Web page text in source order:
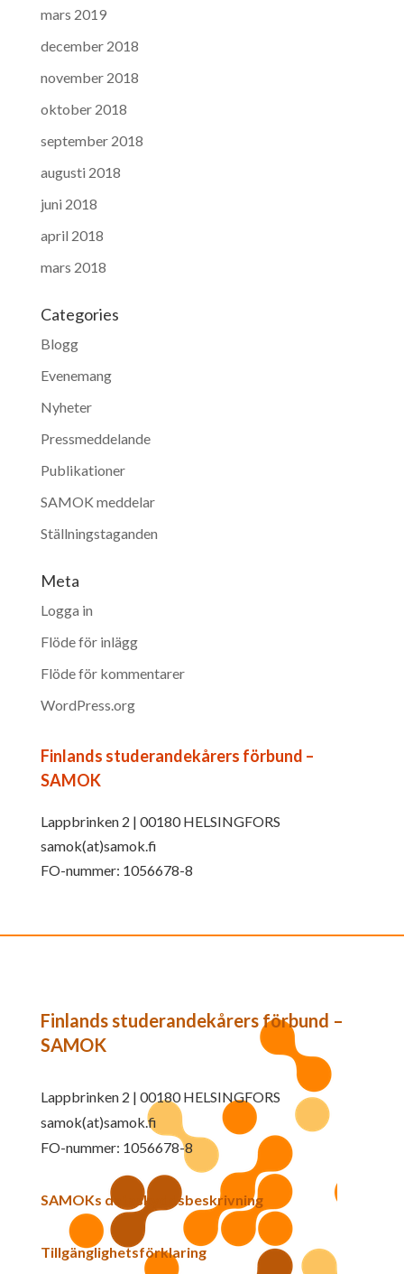
mars 2019
december 2018
november 2018
oktober 2018
september 2018
augusti 2018
juni 2018
april 2018
mars 2018
Categories
Blogg
Evenemang
Nyheter
Pressmeddelande
Publikationer
SAMOK meddelar
Ställningstaganden
Meta
Logga in
Flöde för inlägg
Flöde för kommentarer
WordPress.org
Finlands studerandekårers förbund –
SAMOK
Lappbrinken 2 | 00180 HELSINGFORS
samok(at)samok.fi
FO-nummer: 1056678-8
Finlands studerandekårers förbund –
SAMOK
Lappbrinken 2 | 00180 HELSINGFORS
samok(at)samok.fi
FO-nummer: 1056678-8
SAMOKs dataskyddsbeskrivning
Tillgänglighetsförklaring